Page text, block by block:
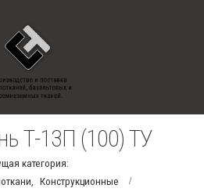
Т-13П (100) ТУ
категория:
Конструкционные